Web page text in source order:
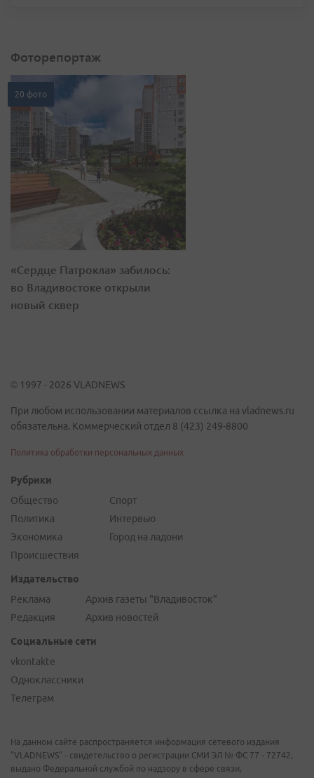
Фоторепортаж
20 фото
«Сердце Патрокла» забилось:
во Владивостоке открыли
новый сквер
© 1997 - 2026 VLADNEWS
При любом использовании материалов ссылка на vladnews.ru
обязательна. Коммерческий отдел 8 (423) 249-8800
Политика обработки персональных данных
Рубрики
Общество
Политика
Экономика
Происшествия
Спорт
Интервью
Город на ладони
Издательство
Реклама
Редакция
Архив газеты "Владивосток"
Архив новостей
Социальные сети
vkontakte
Одноклассники
Телеграм
На данном сайте распространяется информация сетевого издания
"VLADNEWS" - свидетельство о регистрации СМИ ЭЛ № ФС 77 - 72742,
выдано Федеральной службой по надзору в сфере связи,